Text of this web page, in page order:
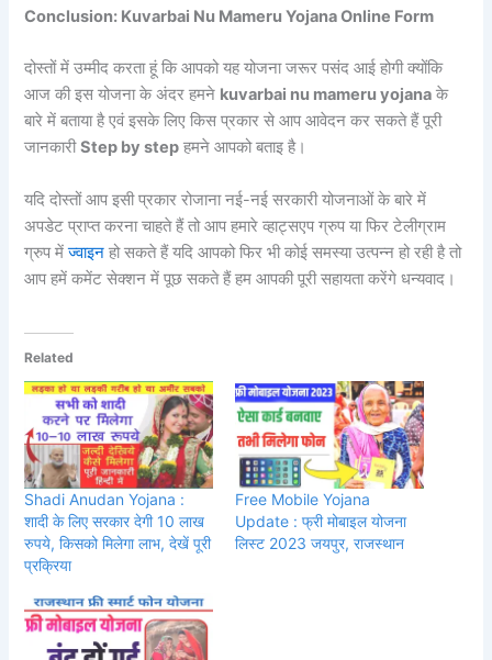
Conclusion: Kuvarbai Nu Mameru Yojana Online Form
दोस्तों में उम्मीद करता हूं कि आपको यह योजना जरूर पसंद आई होगी क्योंकि
आज की इस योजना के अंदर हमने kuvarbai nu mameru yojana के
बारे में बताया है एवं इसके लिए किस प्रकार से आप आवेदन कर सकते हैं पूरी
जानकारीStep by step हमने आपको बताइ है।
यदि दोस्तों आप इसी प्रकार रोजाना नई-नई सरकारी योजनाओं के बारे में
अपडेट प्राप्त करना चाहते हैं तो आप हमारे व्हाट्सएप ग्रुप या फिर टेलीग्राम
ग्रुप मेंज्वाइन हो सकते हैं यदि आपको फिर भी कोई समस्या उत्पन्न हो रही है तो
आप हमें कमेंट सेक्शन में पूछ सकते हैं हम आपकी पूरी सहायता करेंगे धन्यवाद।
Related
Shadi Anudan Yojana :
शादी के लिए सरकार देगी 10 लाख
रुपये, किसको मिलेगा लाभ, देखें पूरी
प्रक्रिया
Free Mobile Yojana
Update : फ्री मोबाइल योजना
लिस्ट 2023 जयपुर, राजस्थान